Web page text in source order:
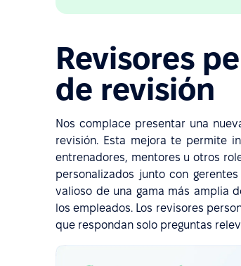
Revisores
de revisión
Nos complace presentar una
revisión. Esta mejora te permite
entrenadores, mentores u otros
personalizados junto con
valioso de una gama más amplia
los empleados. Los revisores
que respondan solo preguntas